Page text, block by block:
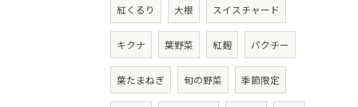
紅くるり 大根 スイスチャード
キクナ 葉野菜 紅麹 パクチー
葉たまねぎ 旬の野菜 季節限定